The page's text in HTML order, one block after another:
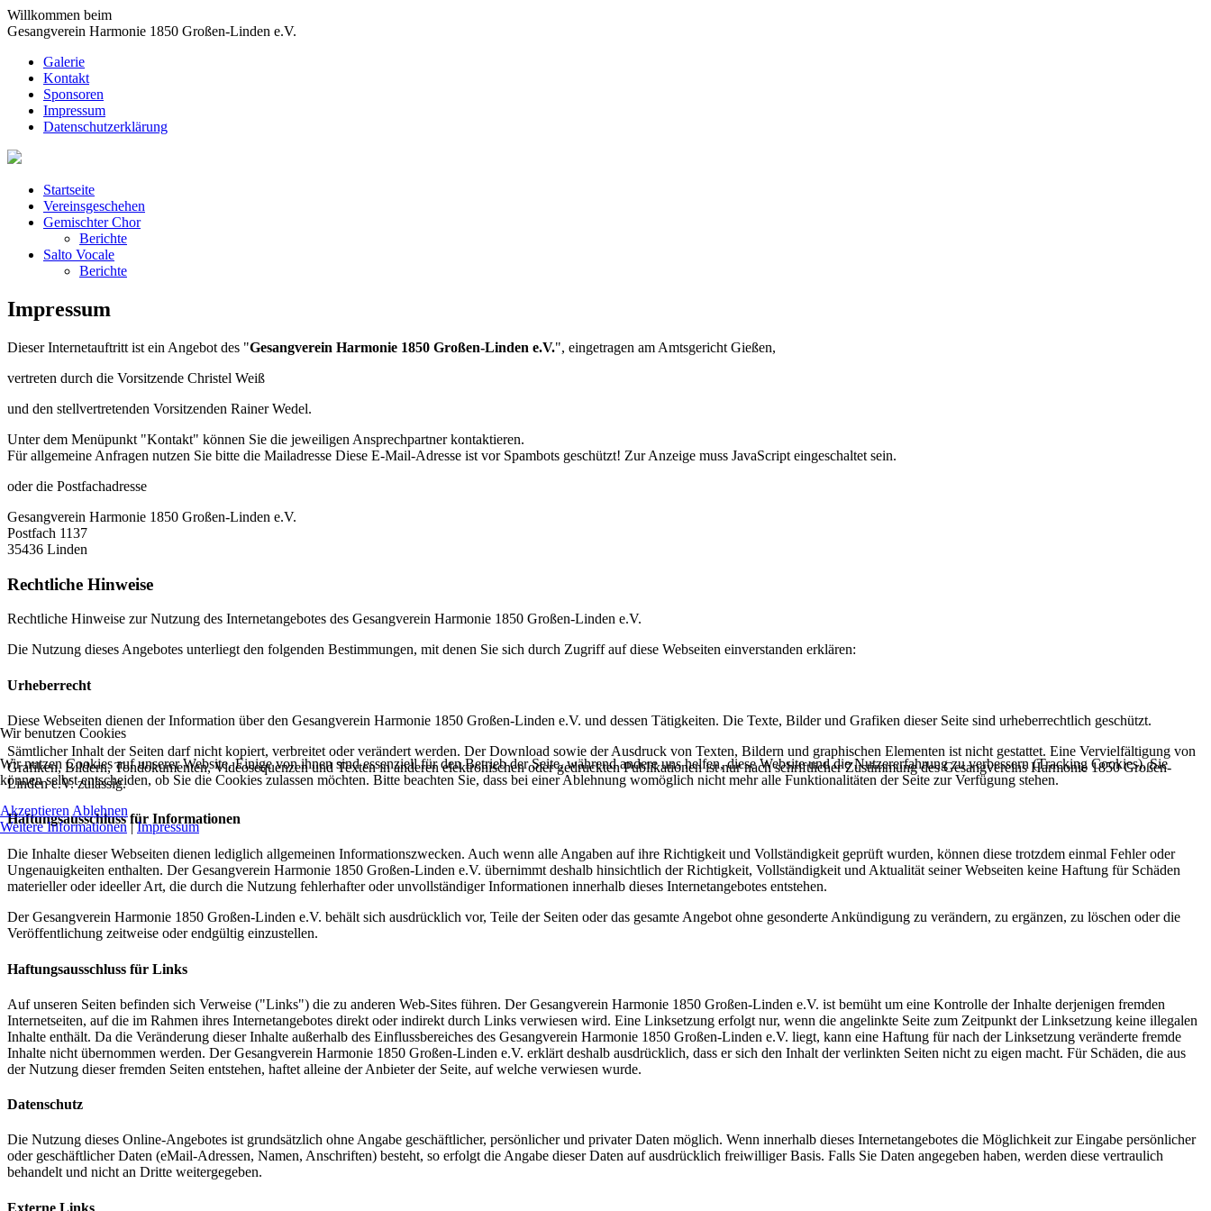
Willkommen beim
Gesangverein Harmonie 1850 Großen-Linden e.V.
Galerie
Kontakt
Sponsoren
Impressum
Datenschutzerklärung
Startseite
Vereinsgeschehen
Gemischter Chor
Berichte
Salto Vocale
Berichte
Impressum
Dieser Internetauftritt ist ein Angebot des "Gesangverein Harmonie 1850 Großen-Linden e.V.", eingetragen am Amtsgericht Gießen,
vertreten durch die Vorsitzende Christel Weiß
und den stellvertretenden Vorsitzenden Rainer Wedel.
Unter dem Menüpunkt "Kontakt" können Sie die jeweiligen Ansprechpartner kontaktieren.
Für allgemeine Anfragen nutzen Sie bitte die Mailadresse Diese E-Mail-Adresse ist vor Spambots geschützt! Zur Anzeige muss JavaScript eingeschaltet sein.
oder die Postfachadresse
Gesangverein Harmonie 1850 Großen-Linden e.V.
Postfach 1137
35436 Linden
Rechtliche Hinweise
Rechtliche Hinweise zur Nutzung des Internetangebotes des Gesangverein Harmonie 1850 Großen-Linden e.V.
Die Nutzung dieses Angebotes unterliegt den folgenden Bestimmungen, mit denen Sie sich durch Zugriff auf diese Webseiten einverstanden erklären:
Urheberrecht
Diese Webseiten dienen der Information über den Gesangverein Harmonie 1850 Großen-Linden e.V. und dessen Tätigkeiten. Die Texte, Bilder und Grafiken dieser Seite sind urheberrechtlich geschützt.
Sämtlicher Inhalt der Seiten darf nicht kopiert, verbreitet oder verändert werden. Der Download sowie der Ausdruck von Texten, Bildern und graphischen Elementen ist nicht gestattet. Eine Vervielfältigung von
Grafiken, Bildern, Tondokumenten, Videosequenzen und Texten in anderen elektronischen oder gedruckten Publikationen ist nur nach schriftlicher Zustimmung des Gesangvereins Harmonie 1850 Großen-
Linden e.V. zulässig.
Haftungsausschluss für Informationen
Die Inhalte dieser Webseiten dienen lediglich allgemeinen Informationszwecken. Auch wenn alle Angaben auf ihre Richtigkeit und Vollständigkeit geprüft wurden, können diese trotzdem einmal Fehler oder
Ungenauigkeiten enthalten. Der Gesangverein Harmonie 1850 Großen-Linden e.V. übernimmt deshalb hinsichtlich der Richtigkeit, Vollständigkeit und Aktualität seiner Webseiten keine Haftung für Schäden
materieller oder ideeller Art, die durch die Nutzung fehlerhafter oder unvollständiger Informationen innerhalb dieses Internetangebotes entstehen.
Der Gesangverein Harmonie 1850 Großen-Linden e.V. behält sich ausdrücklich vor, Teile der Seiten oder das gesamte Angebot ohne gesonderte Ankündigung zu verändern, zu ergänzen, zu löschen oder die
Veröffentlichung zeitweise oder endgültig einzustellen.
Haftungsausschluss für Links
Auf unseren Seiten befinden sich Verweise ("Links") die zu anderen Web-Sites führen. Der Gesangverein Harmonie 1850 Großen-Linden e.V. ist bemüht um eine Kontrolle der Inhalte derjenigen fremden
Internetseiten, auf die im Rahmen ihres Internetangebotes direkt oder indirekt durch Links verwiesen wird. Eine Linksetzung erfolgt nur, wenn die angelinkte Seite zum Zeitpunkt der Linksetzung keine illegalen
Inhalte enthält. Da die Veränderung dieser Inhalte außerhalb des Einflussbereiches des Gesangverein Harmonie 1850 Großen-Linden e.V. liegt, kann eine Haftung für nach der Linksetzung veränderte fremde
Inhalte nicht übernommen werden. Der Gesangverein Harmonie 1850 Großen-Linden e.V. erklärt deshalb ausdrücklich, dass er sich den Inhalt der verlinkten Seiten nicht zu eigen macht. Für Schäden, die aus
der Nutzung dieser fremden Seiten entstehen, haftet alleine der Anbieter der Seite, auf welche verwiesen wurde.
Datenschutz
Die Nutzung dieses Online-Angebotes ist grundsätzlich ohne Angabe geschäftlicher, persönlicher und privater Daten möglich. Wenn innerhalb dieses Internetangebotes die Möglichkeit zur Eingabe persönlicher
oder geschäftlicher Daten (eMail-Adressen, Namen, Anschriften) besteht, so erfolgt die Angabe dieser Daten auf ausdrücklich freiwilliger Basis. Falls Sie Daten angegeben haben, werden diese vertraulich
behandelt und nicht an Dritte weitergegeben.
Externe Links
Wir benutzen Cookies
Wir nutzen Cookies auf unserer Website. Einige von ihnen sind essenziell für den Betrieb der Seite, während andere uns helfen, diese Website und die Nutzererfahrung zu verbessern (Tracking Cookies). Sie
können selbst entscheiden, ob Sie die Cookies zulassen möchten. Bitte beachten Sie, dass bei einer Ablehnung womöglich nicht mehr alle Funktionalitäten der Seite zur Verfügung stehen.
Akzeptieren Ablehnen
Weitere Informationen |Impressum